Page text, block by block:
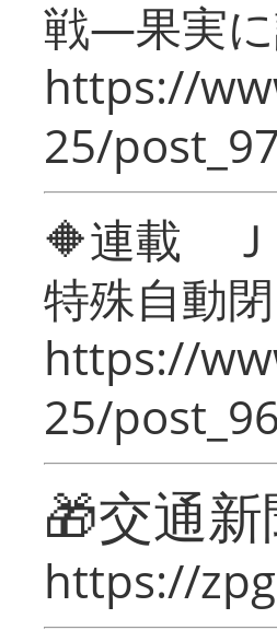
戦―果実
https://
25/
🔶連載 Ｊ
特殊自動
https://
25/
🎁交通
https://